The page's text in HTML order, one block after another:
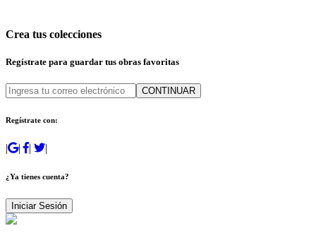
Crea tus colecciones
Regístrate para guardar tus obras favoritas
CONTINUAR
Regístrate con:
| | | |
¿Ya tienes cuenta?
Iniciar Sesión